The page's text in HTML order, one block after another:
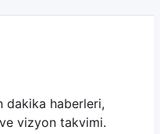
dakika haberleri,
vizyon takvimi.